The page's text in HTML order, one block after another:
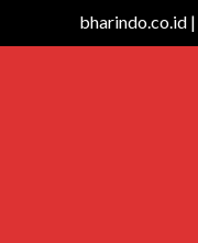
bharindo.co.id |